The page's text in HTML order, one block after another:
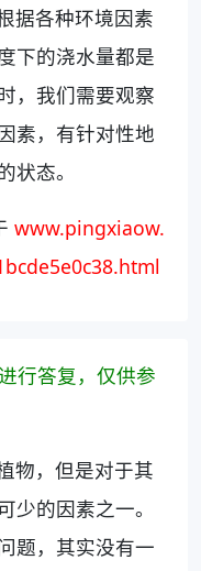
据各种环境因素
下的浇水量都是
，我们需要观察
素，有针对性地
状态。
www.pingxiaow.
行答复，仅供参
物，但是对于其
少的因素之一。
题，其实没有一